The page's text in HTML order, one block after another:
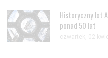
Historyczny lot
ponad 50 lat
czwartek, 02